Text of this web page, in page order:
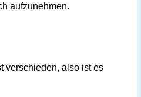
aufzunehmen.
verschieden, also ist es